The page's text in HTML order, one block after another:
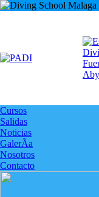
Cursos
Salidas
Noticias
GalerÃ­a
Nosotros
Contacto